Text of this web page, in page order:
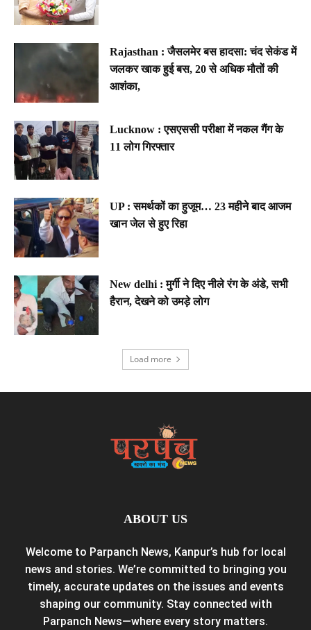
Rajasthan : जैसलमेर बस हादसा: चंद सेकंड में
जलकर खाक हुई बस, 20 से अधिक मौतों की
आशंका,
Lucknow : एसएससी परीक्षा में नकल गैंग के
11 लोग गिरफ्तार
UP : समर्थकों का हुजूम… 23 महीने बाद आजम
खान जेल से हुए रिहा
New delhi : मुर्गी ने दिए नीले रंग के अंडे, सभी
हैरान, देखने को उमड़े लोग
Load more
ABOUT US
Welcome to Parpanch News, Kanpur’s hub for local
news and stories. We’re committed to bringing you
timely, accurate updates on the issues and events
shaping our community. Stay connected with
Parpanch News—where every story matters.